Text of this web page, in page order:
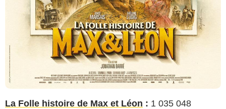
La Folle histoire de Max et Léon : 1 035 048